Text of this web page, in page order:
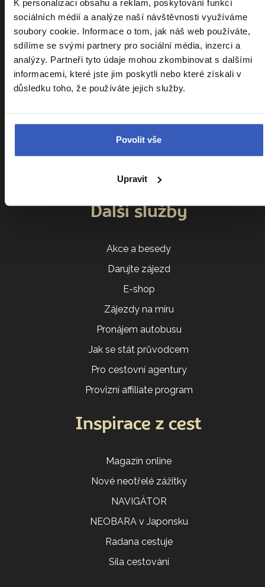
K personalizaci obsahu a reklam, poskytování funkcí
sociálních médií a analýze naší návštěvnosti využíváme
soubory cookie. Informace o tom, jak náš web používáte,
sdílíme se svými partnery pro sociální média, inzerci a
analýzy. Partneři tyto údaje mohou zkombinovat s dalšími
informacemi, které jste jim poskytli nebo které získali v
důsledku toho, že používáte jejich služby.
Povolit vše
Upravit
Kalendář zájezdů
Srovnání zájezdů
Náročnost zájezdů
Sdílení pokoje
Parkování na letišti
VIP vyzvednutí u domu
Cestovatelský klub
Ptáte se nás
Všeobecné obchodní podmínky
Další služby
Akce a besedy
Darujte zájezd
E-shop
Zájezdy na míru
Pronájem autobusu
Jak se stát průvodcem
Pro cestovní agentury
Provizní affiliate program
Inspirace z cest
Magazín online
Nové neotřelé zážitky
NAVIGÁTOR
NEOBARA v Japonsku
Radana cestuje
Síla cestování